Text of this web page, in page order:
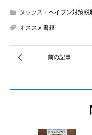
タックス・ヘイブン対策税
オススメ書籍